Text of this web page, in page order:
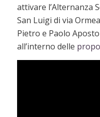
attivare l’Alternanza
San Luigi di via
Pietro e Paolo
all’interno delle